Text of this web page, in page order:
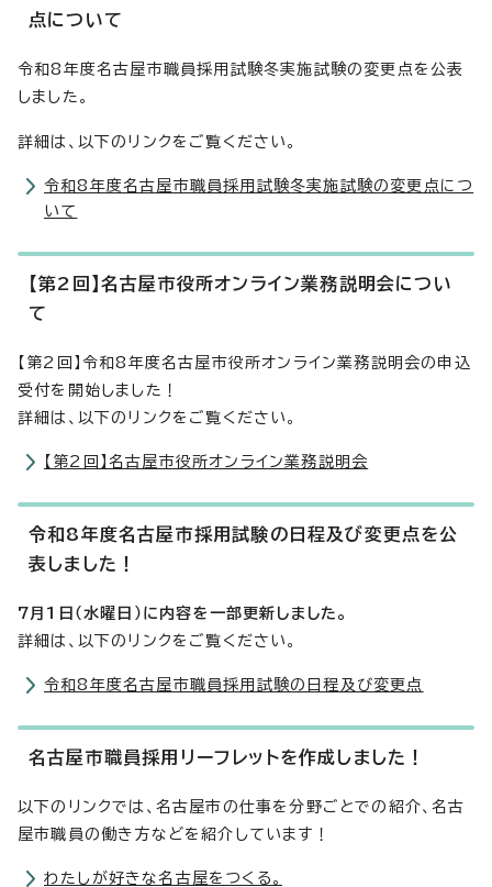
点について
令和8年度名古屋市職員採用試験冬実施試験の変更点を公表
しました。
詳細は、以下のリンクをご覧ください。
令和8年度名古屋市職員採用試験冬実施試験の変更点につ
いて
【第2回】名古屋市役所オンライン業務説明会につい
て
【第2回】令和8年度名古屋市役所オンライン業務説明会の申込
受付を開始しました！
詳細は、以下のリンクをご覧ください。
【第2回】名古屋市役所オンライン業務説明会
令和8年度名古屋市採用試験の日程及び変更点を公
表しました！
7月1日（水曜日）に内容を一部更新しました。
詳細は、以下のリンクをご覧ください。
令和8年度名古屋市職員採用試験の日程及び変更点
名古屋市職員採用リーフレットを作成しました！
以下のリンクでは、名古屋市の仕事を分野ごとでの紹介、名古
屋市職員の働き方などを紹介しています！
わたしが好きな名古屋をつくる。